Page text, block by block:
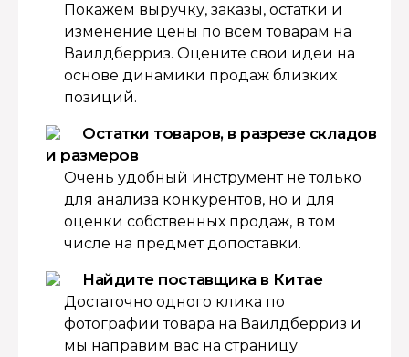
Покажем выручку, заказы, остатки и
изменение цены по всем товарам на
Ваилдберриз. Оцените свои идеи на
основе динамики продаж близких
позиций.
Остатки товаров, в разрезе складов
и размеров
Очень удобный инструмент не только
для анализа конкурентов, но и для
оценки собственных продаж, в том
числе на предмет допоставки.
Найдите поставщика в Китае
Достаточно одного клика по
фотографии товара на Ваилдберриз и
мы направим вас на страницу